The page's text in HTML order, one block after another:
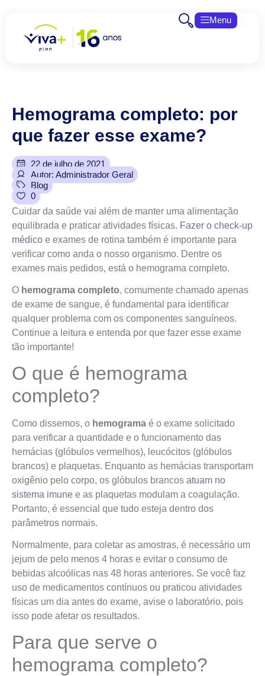
Menu
Hemograma completo: por
que fazer esse exame?
22 de julho de 2021
Autor: Administrador Geral
Blog
0
Cuidar da saúde vai além de manter uma alimentação
equilibrada e praticar atividades físicas. Fazer o check-up
médico e exames de rotina também é importante para
verificar como anda o nosso organismo. Dentre os
exames mais pedidos, está o hemograma completo.
O hemograma completo, comumente chamado apenas
de exame de sangue, é fundamental para identificar
qualquer problema com os componentes sanguíneos.
Continue a leitura e entenda por que fazer esse exame
tão importante!
O que é hemograma
completo?
Como dissemos, o hemograma é o exame solicitado
para verificar a quantidade e o funcionamento das
hemácias (glóbulos vermelhos), leucócitos (glóbulos
brancos) e plaquetas. Enquanto as hemácias transportam
oxigênio pelo corpo, os glóbulos brancos atuam no
sistema imune e as plaquetas modulam a coagulação.
Portanto, é essencial que tudo esteja dentro dos
parâmetros normais.
Normalmente, para coletar as amostras, é necessário um
jejum de pelo menos 4 horas e evitar o consumo de
bebidas alcoólicas nas 48 horas anteriores. Se você faz
uso de medicamentos contínuos ou praticou atividades
físicas um dia antes do exame, avise o laboratório, pois
isso pode afetar os resultados.
Para que serve o
hemograma completo?